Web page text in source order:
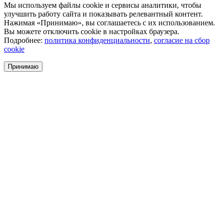
Мы используем файлы cookie и сервисы аналитики, чтобы
улучшить работу сайта и показывать релевантный контент.
Нажимая «Принимаю», вы соглашаетесь с их использованием.
Вы можете отключить cookie в настройках браузера.
Подробнее: политика конфиденциальности, согласие на сбор
cookie
Принимаю